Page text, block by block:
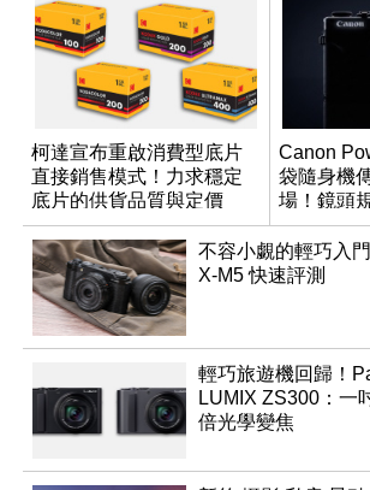
柯達宣布重啟消費型底片
直接銷售模式！力求穩定
底片的供貨品質與定價
Canon
袋隨身機
場！鏡頭
升級成為
不容小覷的輕巧入
X-M5 快速評測
輕巧旅遊機回歸！
LUMIX ZS300：一
倍光學變焦